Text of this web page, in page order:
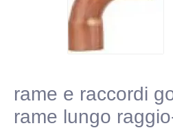
rame e raccordi
rame lungo